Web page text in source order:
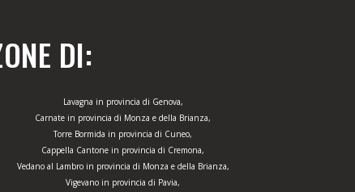
DI:
Lavagna in provincia di Genova,
Carnate in provincia di Monza e della Brianza,
Torre Bormida in provincia di Cuneo,
Cappella Cantone in provincia di Cremona,
Vedano al Lambro in provincia di Monza e della Brianza,
Vigevano in provincia di Pavia,